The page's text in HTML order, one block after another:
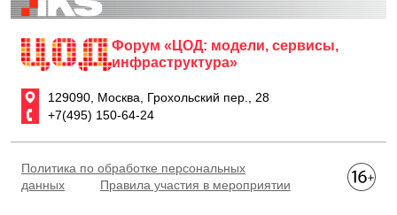
Форум «ЦОД: модели, сервисы,
инфраструктура»
129090, Москва, Грохольский пер., 28
+7(495) 150-64-24
Политика по обработке персональных
данных
Правила участия в мероприятии